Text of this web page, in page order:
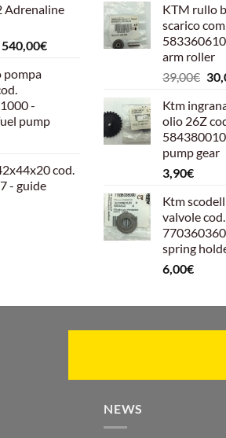
Adrenaline
Il
originale
era:
599,00€.
540,00€Il
pompa
-
pump
cod.
- guide
era:
KTM rullo
scarico
arm roller
39,00€ Il
era:
Ktm
olio 26Z
pump gear
3,90€
Ktm
valvole cod.
spring
6,00€
NEWS